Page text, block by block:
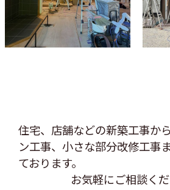
住宅、店舗などの新築工事か
ン工事、 小さな部分改修工事
ております。
お気軽にご相談くだ